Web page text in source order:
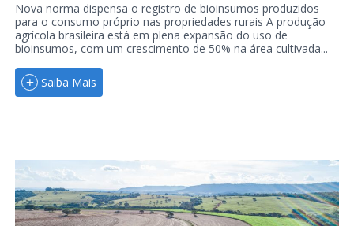
Nova norma dispensa o registro de bioinsumos produzidos
para o consumo próprio nas propriedades rurais A produção
agrícola brasileira está em plena expansão do uso de
bioinsumos, com um crescimento de 50% na área cultivada...
Saiba Mais